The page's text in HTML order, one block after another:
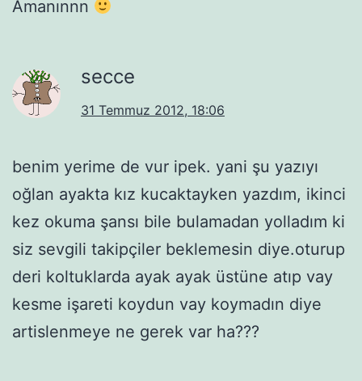
Amanınnn
secce
31 Temmuz 2012, 18:06
benim yerime de vur ipek. yani şu yazıyı
oğlan ayakta kız kucaktayken yazdım, ikinci
kez okuma şansı bile bulamadan yolladım ki
siz sevgili takipçiler beklemesin diye.oturup
deri koltuklarda ayak ayak üstüne atıp vay
kesme işareti koydun vay koymadın diye
artislenmeye ne gerek var ha???